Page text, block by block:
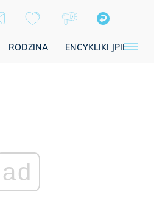
RODZINA ENCYKLIKI JPII
ad